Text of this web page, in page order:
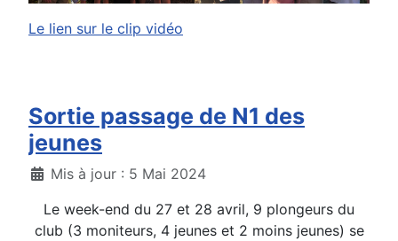
Le lien sur le clip vidéo
Sortie passage de N1 des
jeunes
DétailsMis à jour : 5 Mai 2024
Le week-end du 27 et 28 avril, 9 plongeurs du
club (3 moniteurs, 4 jeunes et 2 moins jeunes) se